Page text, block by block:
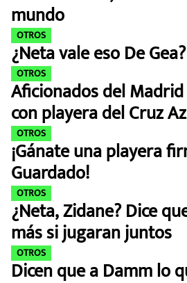
mundo
OTROS
¿Neta vale eso De Gea?
OTROS
Aficionados del
con playera del Cruz
OTROS
¡Gánate una playera
Guardado!
OTROS
¿Neta, Zidane? Dice
más si jugaran juntos
OTROS
Dicen que a Damm lo